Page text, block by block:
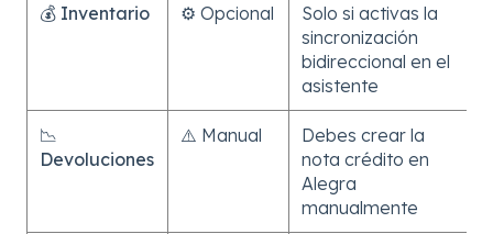
💰 Inventario ⚙️ Opcional
Solo si activas la
sincronización
bidireccional en el
asistente
📉
Devoluciones
⚠️ Manual
Debes crear la
nota crédito en
Alegra
manualmente